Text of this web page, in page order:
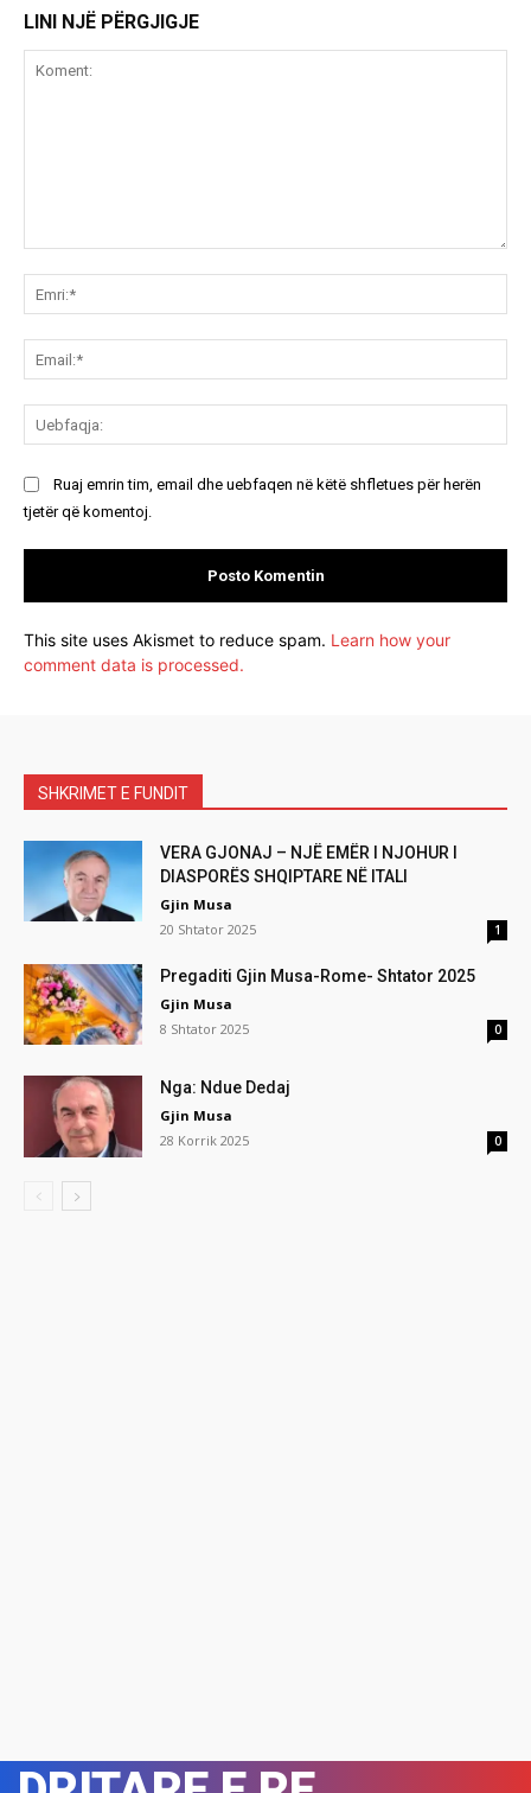
LINI NJË PËRGJIGJE
Ruaj emrin tim, email dhe uebfaqen në këtë shfletues për herën
tjetër që komentoj.
This site uses Akismet to reduce spam. Learn how your
comment data is processed.
SHKRIMET E FUNDIT
VERA GJONAJ – NJË EMËR I NJOHUR I
DIASPORËS SHQIPTARE NË ITALI
Gjin Musa
20 Shtator 2025
1
Pregaditi Gjin Musa-Rome- Shtator 2025
Gjin Musa
8 Shtator 2025
0
Nga: Ndue Dedaj
Gjin Musa
28 Korrik 2025
0